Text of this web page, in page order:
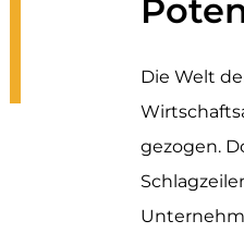
Die Welt
gezogen.